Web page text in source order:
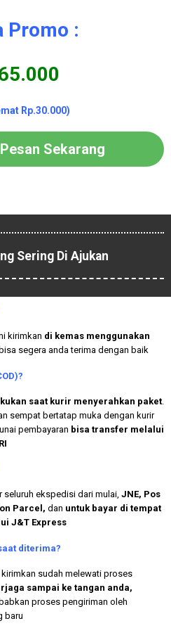
Promo :
Rp.30.000)
Sekarang
Sering Di Ajukan
kirimkan di kemas menggunakan
segera anda terima dengan baik
saat kurir menyerahkan paket
sempat bertatap muka dengan kurir
pembayaran bisa transfer melalui
seluruh ekspedisi dari mulai, JNE, Pos
Parcel, dan untuk bayar di tempat
J&T Express
diterima?
sudah melewati proses
sampai ke tangan anda,
proses pengiriman oleh
baru